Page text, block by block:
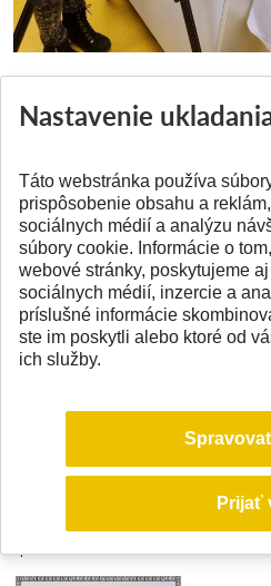
S hlbokým zármutkom Vám
a navždy opustila vo veku 80 rokov pani
našich bývalých zamestnancov a
Nastavenie
Táto webstránka používa
prispôsobenie obsahu a
sociálnych médií a analýzu
súbory cookie. Informácie o
webové stránky, poskytujeme
sociálnych médií, inzercie a
príslušné informácie
ste im poskytli alebo ktoré od
ich služby.
Prijať